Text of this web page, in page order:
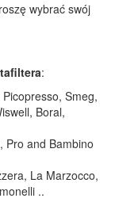
wybrać swój
:
Smeg,
Boral,
Pro and Bambino
La Marzocco,
..